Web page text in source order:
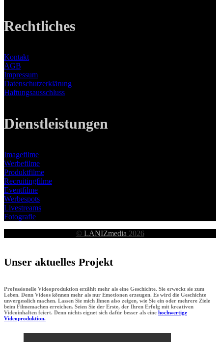
Rechtliches
Kontakt
AGB
Impressum
Datenschutzerklärung
Haftungsausschluss
Dienstleistungen
Imagefilme
Werbefilme
Produktfilme
Recruitingfilme
Eventfilme
Werbespots
Livestreams
Fotografie
© LANIZmedia 2026
Unser aktuelles Projekt
Professionelle Videoproduktion erzählt mehr als eine Geschichte. Sie erweckt sie zum
Leben. Denn Videos können mehr als nur Emotionen erzeugen. Es wird die Geschichte
unvergesslich machen. Lassen Sie mich Ihnen also zeigen, wie Sie ein oder mehrere Ziele
beim Filmemachen erreichen. Seien Sie der Erste, der Ihren Erfolg mit kreativen
Videoinhalten feiert. Denn nichts eignet sich dafür besser als eine hochwertige
Videoproduktion.